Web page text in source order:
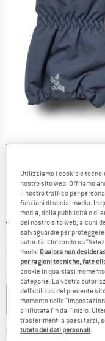
Viste dettagliate
Prezzo originale :
39,95€
Prezzo:
15,98€ incl. IVA
più Spese di spedizione
Colore:Greyblue
60% 60%
Taglia:XXL - 10-12 Years
Utilizziamo i cookie e
nostro sito web. Offriamo
il nostro traffico per
funzioni di social media. In
media, della pubblicità e di
del nostro sito web; alcuni
salvaguardie per
autorità. Cliccando su
modo. Qualora non
per ragioni tecniche, fate
cookie in qualsiasi
categorie. La vostra
dell'utilizzo del presente
momento nelle
o rifiutata fin dall'inizio.
trasferimenti a paesi terzi,
tutela dei dati personali